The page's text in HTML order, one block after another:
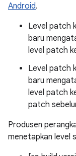
Android.
Level patch
baru
level patch
Level patch
baru
level patch
patch
Produsen
menetapkan level